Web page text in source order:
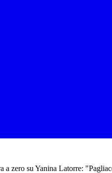
a zero su Yanina Latorre: